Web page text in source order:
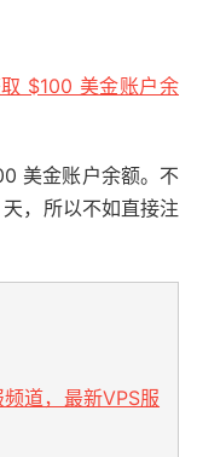
$100 美金账户余
美金账户余额。不
，所以不如直接注
道，最新VPS服